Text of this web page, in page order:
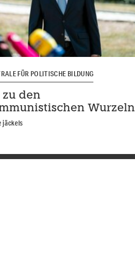
FÜR POLITISCHE BILDUNG
zu den
Wurzeln
jäckels